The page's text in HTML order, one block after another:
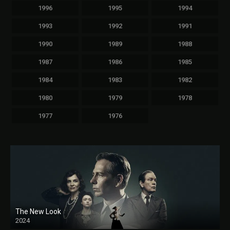
1996 1995 1994
1993 1992 1991
1990 1989 1988
1987 1986 1985
1984 1983 1982
1980 1979 1978
1977 1976
The New Look
2024